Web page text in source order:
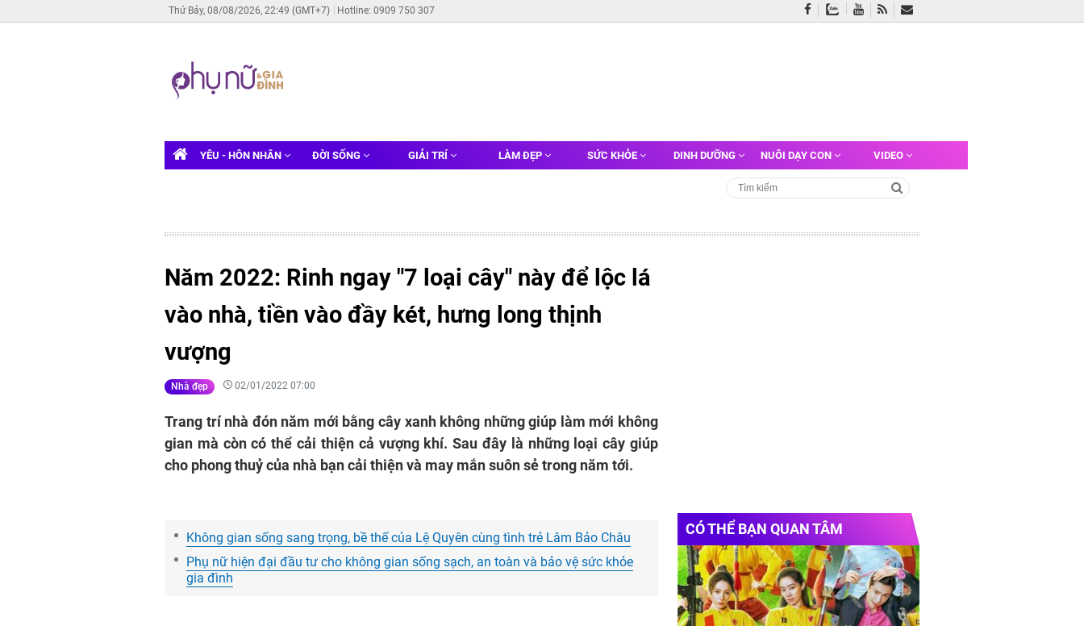
Thứ Bảy, 08/08/2026, 22:49 (GMT+7) Hotline: 0909 750 307
YÊU - HÔN NHÂN ĐỜI SỐNG GIẢI TRÍ LÀM ĐẸP SỨC KHỎE DINH DƯỠNG NUÔI DẠY CON VIDEO
Năm 2022: Rinh ngay "7 loại cây" này để lộc lá
vào nhà, tiền vào đầy két, hưng long thịnh
vượng
Nhà đẹp 02/01/2022 07:00
Trang trí nhà đón năm mới bằng cây xanh không những giúp làm mới không
gian mà còn có thể cải thiện cả vượng khí. Sau đây là những loại cây giúp
cho phong thuỷ của nhà bạn cải thiện và may mắn suôn sẻ trong năm tới.
Không gian sống sang trọng, bề thế của Lệ Quyên cùng tình trẻ Lâm Bảo Châu
Phụ nữ hiện đại đầu tư cho không gian sống sạch, an toàn và bảo vệ sức khỏe
gia đình
CÓ THỂ BẠN QUAN TÂM